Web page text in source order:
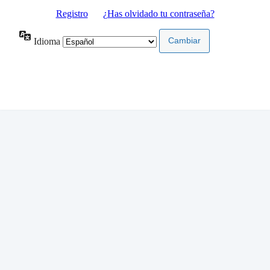
Registro ¿Has olvidado tu contraseña?
Idioma